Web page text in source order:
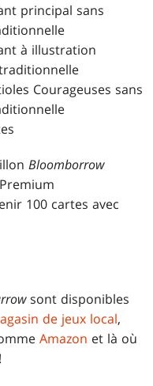
principal sans
à illustration
Courageuses sans
Bloomborrow
100 cartes avec
sont disponibles
de jeux local,
Amazon et là où
!